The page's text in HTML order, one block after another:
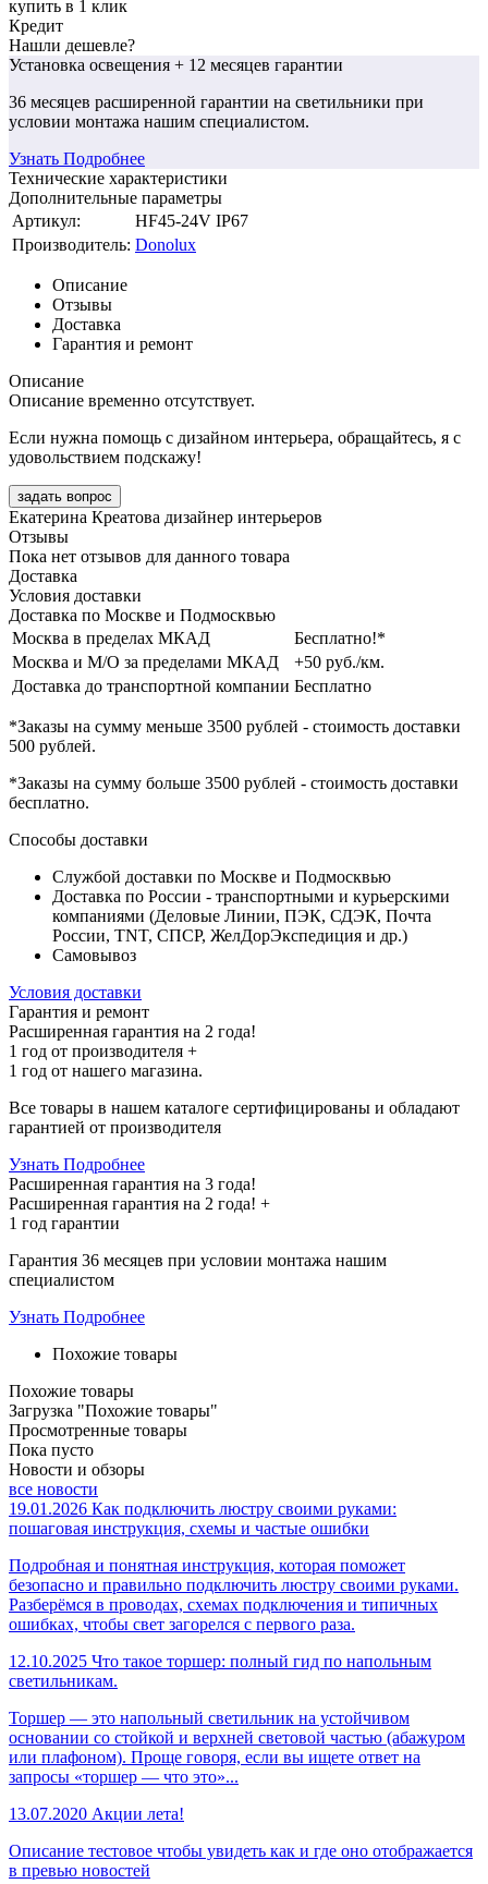
купить в 1 клик
Кредит
Нашли дешевле?
Установка освещения + 12 месяцев гарантии
36 месяцев расширенной гарантии на светильники при
условии монтажа нашим специалистом.
Узнать Подробнее
Технические характеристики
Дополнительные параметры
Артикул:
HF45-24V IP67
Производитель: Donolux
Описание
Отзывы
Доставка
Гарантия и ремонт
Описание
Описание временно отсутствует.
Если нужна помощь с дизайном интерьера, обращайтесь, я с
удовольствием подскажу!
задать вопрос
Екатерина Креатова дизайнер интерьеров
Отзывы
Пока нет отзывов для данного товара
Доставка
Условия доставки
Доставка по Москве и Подмосквью
Москва в пределах МКАД
Бесплатно!*
Москва и М/О за пределами МКАД
+50 руб./км.
Доставка до транспортной компании Бесплатно
*Заказы на сумму меньше 3500 рублей - стоимость доставки
500 рублей.
*Заказы на сумму больше 3500 рублей - стоимость доставки
бесплатно.
Способы доставки
Службой доставки по Москве и Подмосквью
Доставка по России - транспортными и курьерскими
компаниями (Деловые Линии, ПЭК, СДЭК, Почта
России, TNT, СПСР, ЖелДорЭкспедиция и др.)
Самовывоз
Условия доставки
Гарантия и ремонт
Расширенная гарантия на 2 года!
1 год от производителя +
1 год от нашего магазина.
Все товары в нашем каталоге сертифицированы и обладают
гарантией от производителя
Узнать Подробнее
Расширенная гарантия на 3 года!
Расширенная гарантия на 2 года! +
1 год гарантии
Гарантия 36 месяцев при условии монтажа нашим
специалистом
Узнать Подробнее
Похожие товары
Похожие товары
Загрузка "Похожие товары"
Просмотренные товары
Пока пусто
Новости и обзоры
все новости
19.01.2026 Как подключить люстру своими руками:
пошаговая инструкция, схемы и частые ошибки
Подробная и понятная инструкция, которая поможет
безопасно и правильно подключить люстру своими руками.
Разберёмся в проводах, схемах подключения и типичных
ошибках, чтобы свет загорелся с первого раза.
12.10.2025 Что такое торшер: полный гид по напольным
светильникам.
Торшер — это напольный светильник на устойчивом
основании со стойкой и верхней световой частью (абажуром
или плафоном). Проще говоря, если вы ищете ответ на
запросы «торшер — что это»...
13.07.2020 Акции лета!
Описание тестовое чтобы увидеть как и где оно отображается
в превью новостей